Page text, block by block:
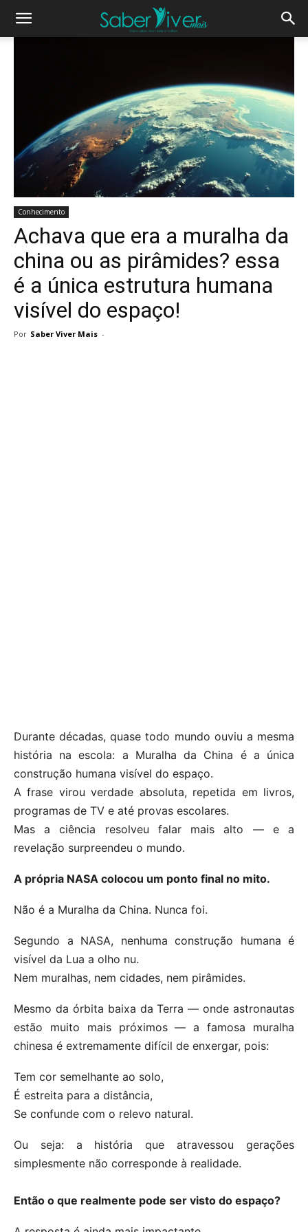
Conhecimento
Achava que era a muralha da
china ou as pirâmides? essa
é a única estrutura humana
visível do espaço!
Por Saber Viver Mais -
Durante décadas, quase todo mundo ouviu a mesma
história na escola: a Muralha da China é a única
construção humana visível do espaço.
A frase virou verdade absoluta, repetida em livros,
programas de TV e até provas escolares.
Mas a ciência resolveu falar mais alto — e a
revelação surpreendeu o mundo.
A própria NASA colocou um ponto final no mito.
Não é a Muralha da China. Nunca foi.
Segundo a NASA, nenhuma construção humana é
visível da Lua a olho nu.
Nem muralhas, nem cidades, nem pirâmides.
Mesmo da órbita baixa da Terra — onde astronautas
estão muito mais próximos — a famosa muralha
chinesa é extremamente difícil de enxergar, pois:
Tem cor semelhante ao solo,
É estreita para a distância,
Se confunde com o relevo natural.
Ou seja: a história que atravessou gerações
simplesmente não corresponde à realidade.
Então o que realmente pode ser visto do espaço?